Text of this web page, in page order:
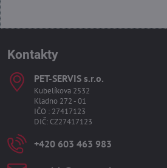
Kontakty
PET-SERVIS s​.r​.o​.
Kubelíkova 2532
Kladno 272 - 01
IČO : 27417123
DIČ: CZ27417123
+420 603 463 983